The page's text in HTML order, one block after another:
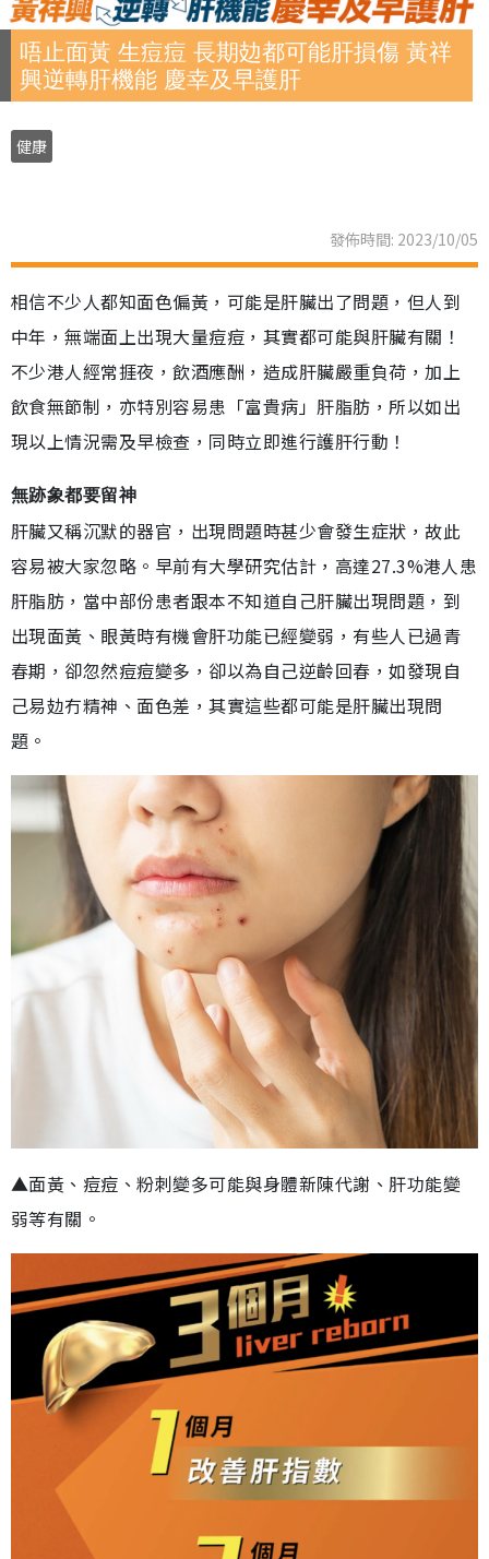
唔止面黃 生痘痘 長期攰都可能肝損傷 黃祥
興逆轉肝機能 慶幸及早護肝
健康
發佈時間: 2023/10/05
相信不少人都知面色偏黃，可能是肝臟出了問題，但人到
中年，無端面上出現大量痘痘，其實都可能與肝臟有關！
不少港人經常捱夜，飲酒應酬，造成肝臟嚴重負荷，加上
飲食無節制，亦特別容易患「富貴病」肝脂肪，所以如出
現以上情況需及早檢查，同時立即進行護肝行動！
無跡象都要留神
肝臟又稱沉默的器官，出現問題時甚少會發生症狀，故此
容易被大家忽略。早前有大學研究估計，高達27.3%港人患
肝脂肪，當中部份患者跟本不知道自己肝臟出現問題，到
出現面黃、眼黃時有機會肝功能已經變弱，有些人已過青
春期，卻忽然痘痘變多，卻以為自己逆齡回春，如發現自
己易攰冇精神、面色差，其實這些都可能是肝臟出現問
題。
▲面黃、痘痘、粉刺變多可能與身體新陳代謝、肝功能變
弱等有關。